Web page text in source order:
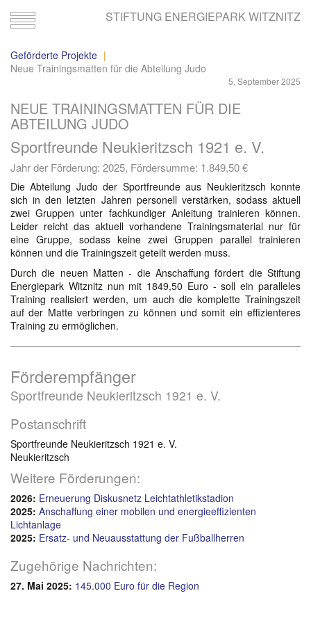
Toggle
navigation
STIFTUNG ENERGIEPARK WITZNITZ
Geförderte Projekte
Neue Trainingsmatten für die Abteilung Judo
5. September 2025
NEUE TRAININGSMATTEN FÜR DIE
ABTEILUNG JUDO
Sportfreunde Neukieritzsch 1921 e. V.
Jahr der Förderung: 2025, Fördersumme: 1.849,50 €
Die Abteilung Judo der Sportfreunde aus Neukieritzsch konnte
sich in den letzten Jahren personell verstärken, sodass aktuell
zwei Gruppen unter fachkundiger Anleitung trainieren können.
Leider reicht das aktuell vorhandene Trainingsmaterial nur für
eine Gruppe, sodass keine zwei Gruppen parallel trainieren
können und die Trainingszeit geteilt werden muss.
Durch die neuen Matten - die Anschaffung fördert die Stiftung
Energiepark Witznitz nun mit 1849,50 Euro - soll ein paralleles
Training realisiert werden, um auch die komplette Trainingszeit
auf der Matte verbringen zu können und somit ein effizienteres
Training zu ermöglichen.
Förderempfänger
Sportfreunde Neukieritzsch 1921 e. V.
Postanschrift
Sportfreunde Neukieritzsch 1921 e. V.
Neukieritzsch
Weitere Förderungen:
2026: Erneuerung Diskusnetz Leichtathletikstadion
2025: Anschaffung einer mobilen und energieeffizienten
Lichtanlage
2025: Ersatz- und Neuausstattung der Fußballherren
Zugehörige Nachrichten:
27. Mai 2025: 145.000 Euro für die Region